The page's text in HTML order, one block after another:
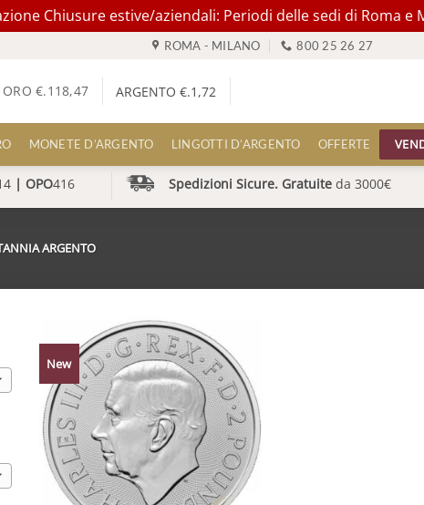
Chiusure estive/aziendali: Periodi delle sedi di Roma e
ROMA - MILANO 800 25 26 27
ORO €.118,47 ARGENTO €.1,72
MONETE D’ARGENTO LINGOTTI D’ARGENTO OFFERTE
| OPO416 Spedizioni Sicure. Gratuite da 3000€
ARGENTO
New